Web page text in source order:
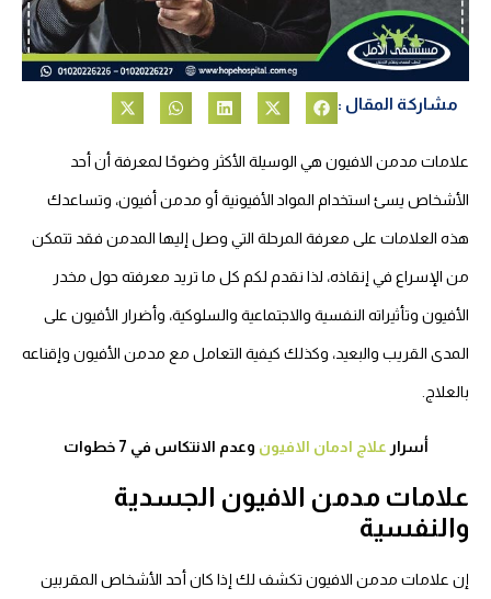
مشاركة المقال :
علامات مدمن الافيون هي الوسيلة الأكثر وضوحًا لمعرفة أن أحد
الأشخاص يسئ استخدام المواد الأفيونية أو مدمن أفيون، وتساعدك
هذه العلامات على معرفة المرحلة التي وصل إليها المدمن فقد تتمكن
من الإسراع في إنقاذه، لذا نقدم لكم كل ما تريد معرفته حول مخدر
الأفيون وتأثيراته النفسية والاجتماعية والسلوكية، وأضرار الأفيون على
المدى القريب والبعيد، وكذلك كيفية التعامل مع مدمن الأفيون وإقناعه
بالعلاج.
أسرار علاج ادمان الافيون وعدم الانتكاس في 7 خطوات
علامات مدمن الافيون الجسدية
والنفسية
إن علامات مدمن الافيون تكشف لك إذا كان أحد الأشخاص المقربين